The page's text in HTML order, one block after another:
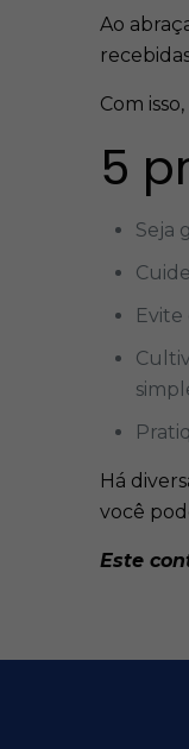
Ao
Com
5
Seja
Evite
Há
você
Este